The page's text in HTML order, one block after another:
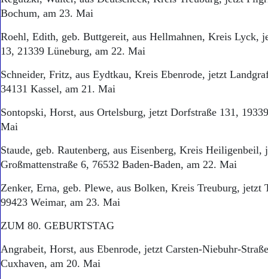
Bochum, am 23. Mai
Roehl, Edith, geb. Buttgereit, aus Hellmahnen, Kreis Lyck,
13, 21339 Lüneburg, am 22. Mai
Schneider, Fritz, aus Eydtkau, Kreis Ebenrode, jetzt
34131 Kassel, am 21. Mai
Sontopski, Horst, aus Ortelsburg, jetzt Dorfstraße 131,
Mai
Staude, geb. Rautenberg, aus Eisenberg, Kreis Heiligenbeil,
Großmattenstraße 6, 76532 Baden-Baden, am 22. Mai
Zenker, Erna, geb. Plewe, aus Bolken, Kreis Treuburg, jetzt
99423 Weimar, am 23. Mai
ZUM 80. GEBURTSTAG
Angrabeit, Horst, aus Ebenrode, jetzt Carsten-Niebuhr-
Cuxhaven, am 20. Mai